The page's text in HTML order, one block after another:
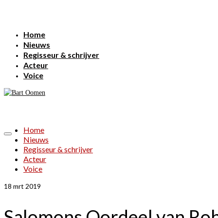
Home
Nieuws
Regisseur & schrijver
Acteur
Voice
Home
Nieuws
Regisseur & schrijver
Acteur
Voice
18 mrt 2019